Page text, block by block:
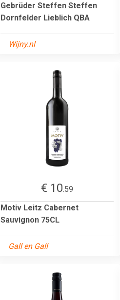
Gebrüder Steffen Steffen
Dornfelder Lieblich QBA
Wijny.nl
€ 10.59
Motiv Leitz Cabernet
Sauvignon 75CL
Gall en Gall